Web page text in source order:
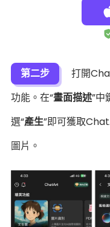
第二步 打開
功能。在“畫面描述”中
選“產生”即可獲取
圖片。